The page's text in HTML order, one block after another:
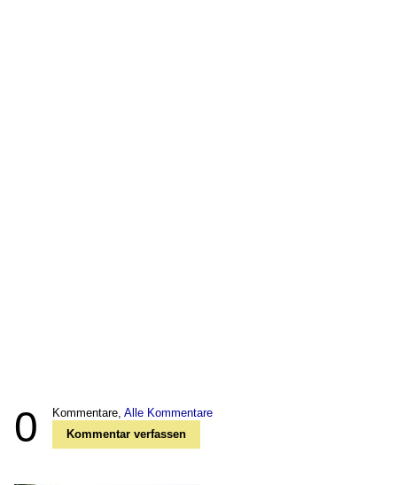
0 Kommentare, Alle Kommentare
Kommentar verfassen